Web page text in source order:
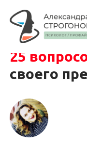
25
своего